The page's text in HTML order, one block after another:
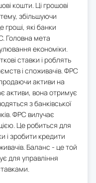
кошти. Ці грошові
збільшуючи
гроші, які банки
Головна мета
економіки.
ставки і роблять
і споживачів. ФРС
активи на
активи, вона отримує
з банківської
ФРС вилучає
Це робиться для
і зробити кредити
Баланс - це той
для управління